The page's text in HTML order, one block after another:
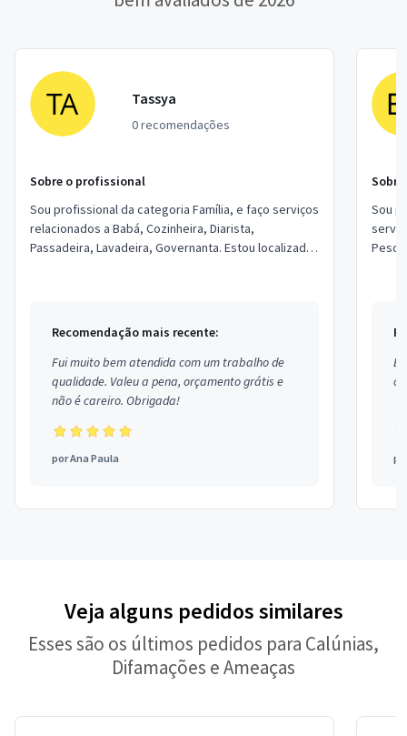
Tassya
0 recomendações
Sobre o profissional
Sou profissional da categoria Família, e faço serviços
relacionados a Babá, Cozinheira, Diarista,
Passadeira, Lavadeira, Governanta. Estou localizado
Recomendação mais recente:
Fui muito bem atendida com um trabalho de
qualidade. Valeu a pena, orçamento grátis e
não é careiro. Obrigada!
porAna Paula
Sou
Veja alguns pedidos similares
Esses são os últimos pedidos para Calúnias,
Difamações e Ameaças